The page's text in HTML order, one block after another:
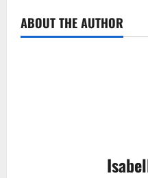
ABOUT THE AUTHOR